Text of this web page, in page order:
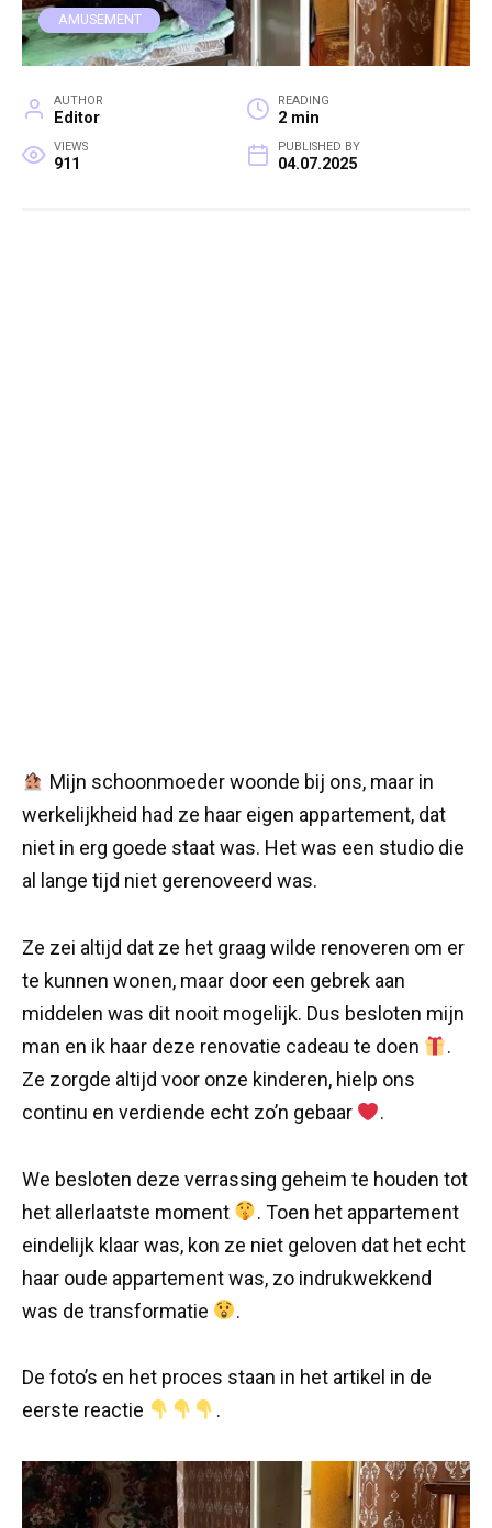
AMUSEMENT
AUTHOR
Editor
READING
2 min
VIEWS
911
PUBLISHED BY
04.07.2025
Mijn schoonmoeder woonde bij ons, maar in
werkelijkheid had ze haar eigen appartement, dat
niet in erg goede staat was. Het was een studio die
al lange tijd niet gerenoveerd was.
Ze zei altijd dat ze het graag wilde renoveren om er
te kunnen wonen, maar door een gebrek aan
middelen was dit nooit mogelijk. Dus besloten mijn
man en ik haar deze renovatie cadeau te doen
.
Ze zorgde altijd voor onze kinderen, hielp ons
continu en verdiende echt zo’n gebaar
.
We besloten deze verrassing geheim te houden tot
het allerlaatste moment
. Toen het appartement
eindelijk klaar was, kon ze niet geloven dat het echt
haar oude appartement was, zo indrukwekkend
was de transformatie
.
De foto’s en het proces staan in het artikel in de
eerste reactie
.